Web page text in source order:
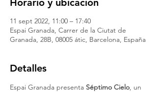
Horario y ubicación
11 sept 2022, 11:00 – 17:40
Espai Granada, Carrer de la Ciutat de
Granada, 28B, 08005 átic, Barcelona, España
Detalles
Espai Granada presenta Séptimo Cielo, un